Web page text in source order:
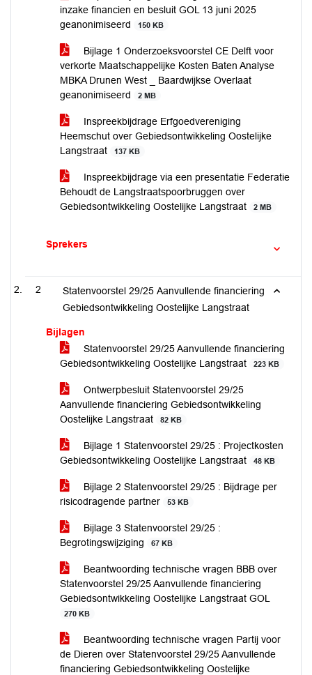
inzake financien en besluit GOL 13 juni 2025
geanonimiseerd
150 KB
Bijlage 1 Onderzoeksvoorstel CE Delft voor
verkorte Maatschappelijke Kosten Baten Analyse
MBKA Drunen West _ Baardwijkse Overlaat
geanonimiseerd
2 MB
Inspreekbijdrage Erfgoedvereniging
Heemschut over Gebiedsontwikkeling Oostelijke
Langstraat
137 KB
Inspreekbijdrage via een presentatie Federatie
Behoudt de Langstraatspoorbruggen over
Gebiedsontwikkeling Oostelijke Langstraat
2 MB
Sprekers
2
Statenvoorstel 29/25 Aanvullende financiering
Gebiedsontwikkeling Oostelijke Langstraat
Bijlagen
Statenvoorstel 29/25 Aanvullende financiering
Gebiedsontwikkeling Oostelijke Langstraat
223 KB
Ontwerpbesluit Statenvoorstel 29/25
Aanvullende financiering Gebiedsontwikkeling
Oostelijke Langstraat
82 KB
Bijlage 1 Statenvoorstel 29/25 : Projectkosten
Gebiedsontwikkeling Oostelijke Langstraat
48 KB
Bijlage 2 Statenvoorstel 29/25 : Bijdrage per
risicodragende partner
53 KB
Bijlage 3 Statenvoorstel 29/25 :
Begrotingswijziging
67 KB
Beantwoording technische vragen BBB over
Statenvoorstel 29/25 Aanvullende financiering
Gebiedsontwikkeling Oostelijke Langstraat GOL
270 KB
Beantwoording technische vragen Partij voor
de Dieren over Statenvoorstel 29/25 Aanvullende
financiering Gebiedsontwikkeling Oostelijke